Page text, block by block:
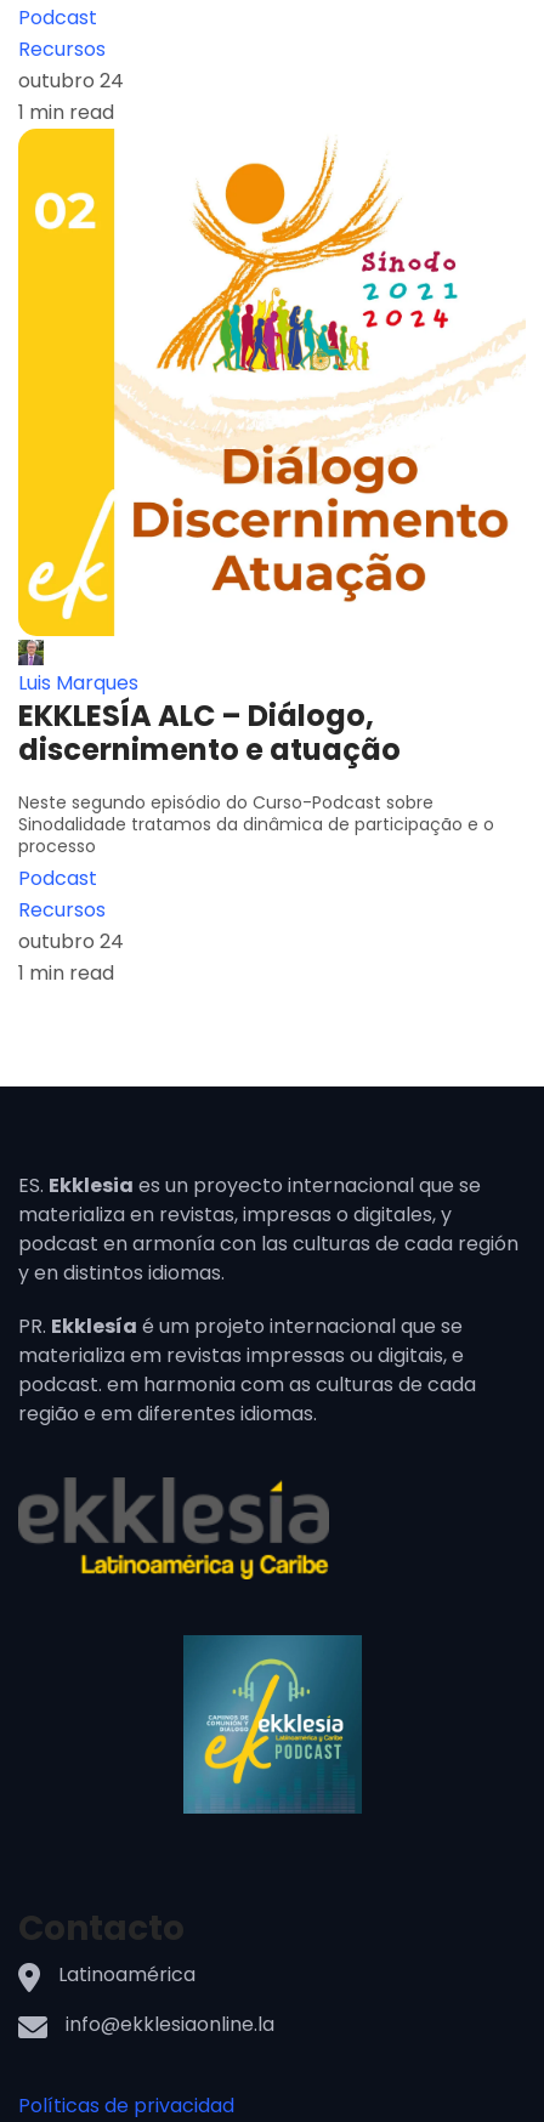
Podcast
Recursos
outubro 24
1 min read
Luis Marques
EKKLESÍA ALC – Diálogo,
discernimento e atuação
Neste segundo episódio do Curso-Podcast sobre
Sinodalidade tratamos da dinâmica de participação e o
processo
Podcast
Recursos
outubro 24
1 min read
ES. Ekklesia es un proyecto internacional que se
materializa en revistas, impresas o digitales, y
podcast en armonía con las culturas de cada región
y en distintos idiomas.
PR. Ekklesía é um projeto internacional que se
materializa em revistas impressas ou digitais, e
podcast. em harmonia com as culturas de cada
região e em diferentes idiomas.
Contacto
Latinoamérica
info@ekklesiaonline.la
Políticas de privacidad